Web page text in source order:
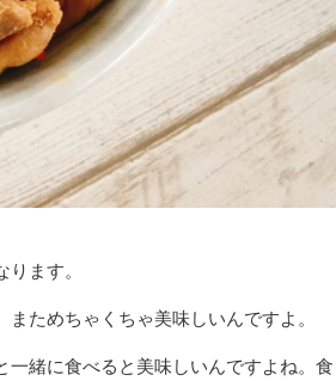
ます。
ためちゃくちゃ美味しいんですよ。
一緒に食べると美味しいんですよね。食